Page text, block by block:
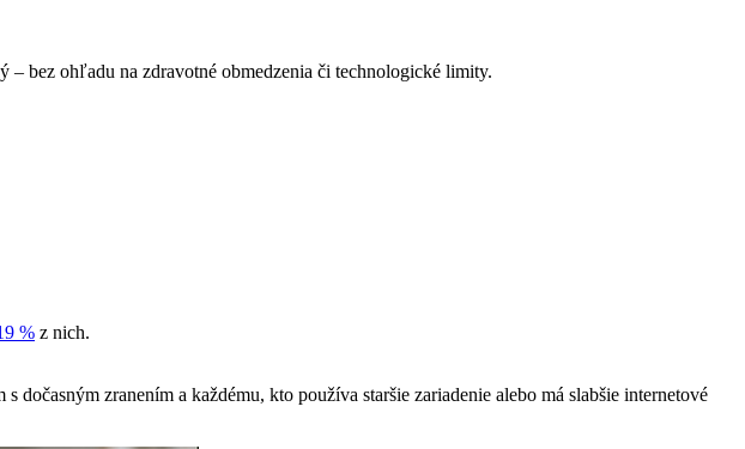
bez ohľadu na zdravotné obmedzenia či technologické limity.
% z nich.
zranením a každému, kto používa staršie zariadenie alebo má slabšie internetové